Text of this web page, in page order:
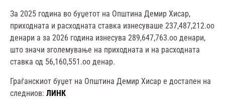
За 2025 година во буџетот на Општина Демир Хисар,
приходната и расходната ставка изнесуваше 237,487,212.оо
денари а за 2026 година изнесува 289,647,763.оо денари,
што значи зголемување на приходната и на расходната
ставка од 56,160,551.оо денар.
Граѓанскиот буџет на Општина Демир Хисар е достапен на
следниов: ЛИНК